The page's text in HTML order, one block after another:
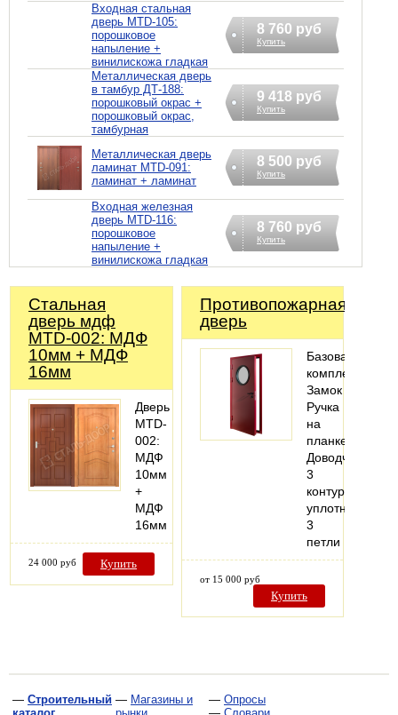
Входная стальная
дверь MTD-105:
порошковое
напыление +
винилискожа гладкая
8 760 руб
Купить
Металлическая дверь
в тамбур ДТ-188:
порошковый окрас +
порошковый окрас,
тамбурная
9 418 руб
Купить
Металлическая дверь
ламинат MTD-091:
ламинат + ламинат
8 500 руб
Купить
Входная железная
дверь MTD-116:
порошковое
напыление +
винилискожа гладкая
8 760 руб
Купить
Стальная
дверь мдф
MTD-002: МДФ
10мм + МДФ
16мм
Дверь
MTD-
002:
МДФ
10мм
+
МДФ
16мм
24 000 руб Купить
Противопожарная
дверь
Базовая
комплектация:
Замок
Ручка
на
планке
Доводчик
3
контура
уплотнения
3
петли
от 15 000 руб
Купить
— Строительный
каталог
— Магазины и
рынки
— Опросы
— Словари